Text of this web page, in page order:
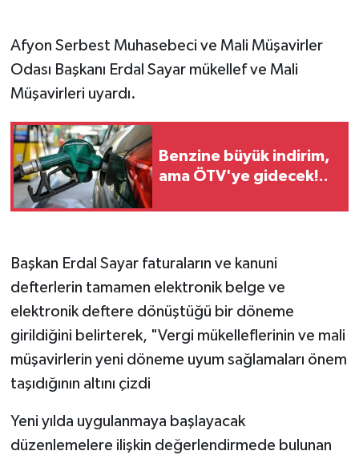
Afyon Serbest Muhasebeci ve Mali Müşavirler
Odası Başkanı Erdal Sayar mükellef ve Mali
Müşavirleri uyardı.
Benzine büyük indirim,
ama ÖTV'ye gidecek!..
Başkan Erdal Sayar faturaların ve kanuni
defterlerin tamamen elektronik belge ve
elektronik deftere dönüştüğü bir döneme
girildiğini belirterek, "Vergi mükelleflerinin ve mali
müşavirlerin yeni döneme uyum sağlamaları önem
taşıdığının altını çizdi
Yeni yılda uygulanmaya başlayacak
düzenlemelere ilişkin değerlendirmede bulunan